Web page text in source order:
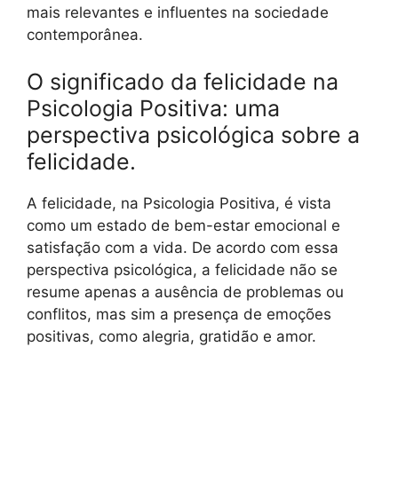
mais relevantes e influentes na sociedade
contemporânea.
O significado da felicidade na
Psicologia Positiva: uma
perspectiva psicológica sobre a
felicidade.
A felicidade, na Psicologia Positiva, é vista
como um estado de bem-estar emocional e
satisfação com a vida. De acordo com essa
perspectiva psicológica, a felicidade não se
resume apenas a ausência de problemas ou
conflitos, mas sim a presença de emoções
positivas, como alegria, gratidão e amor.